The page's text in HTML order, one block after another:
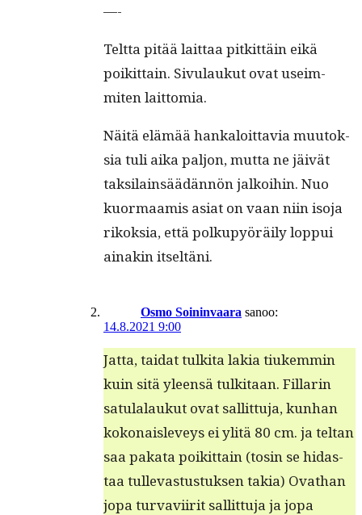
—-
Telt­ta pitää lait­taa pitkit­täin eikä
poikit­tain. Sivu­laukut ovat useim­
miten laittomia.
Näitä elämää han­kaloit­tavia muu­tok­
sia tuli aika paljon, mut­ta ne jäivät
tak­si­lain­säädän­nön jalkoi­hin. Nuo
kuor­maamis asi­at on vaan niin iso­ja
rikok­sia, että polkupyöräi­ly lop­pui
ainakin itseltäni.
Osmo Soininvaara sanoo:
14.8.2021 9:00
Jat­ta, tai­dat tulki­ta lakia tiukem­min
kuin sitä yleen­sä tulk­i­taan. Fil­lar­in
sat­u­lalaukut ovat sal­lit­tu­ja, kun­han
kokon­aisleveys ei ylitä 80 cm. ja teltan
saa paka­ta poikit­tain (tosin se hidas­
taa tull­ev­as­tus­tuk­sen takia) Ovathan
jopa tur­vavi­ir­it sal­lit­tu­ja ja jopa